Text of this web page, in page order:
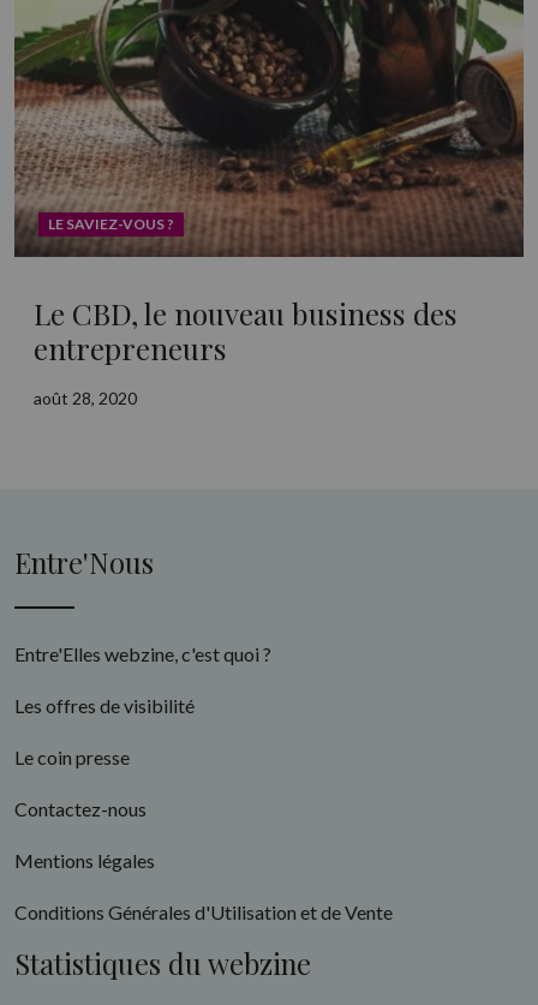
LE SAVIEZ-VOUS ?
Le CBD, le nouveau business des
entrepreneurs
août 28, 2020
Entre'Nous
Entre'Elles webzine, c'est quoi ?
Les offres de visibilité
Le coin presse
Contactez-nous
Mentions légales
Conditions Générales d'Utilisation et de Vente
Statistiques du webzine